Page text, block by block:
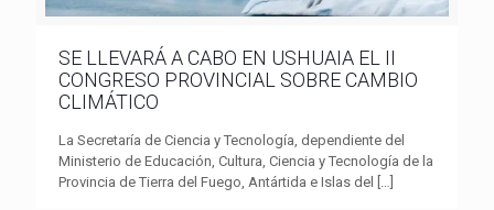
SE LLEVARÁ A CABO EN USHUAIA EL II
CONGRESO PROVINCIAL SOBRE CAMBIO
CLIMÁTICO
La Secretaría de Ciencia y Tecnología, dependiente del
Ministerio de Educación, Cultura, Ciencia y Tecnología de la
Provincia de Tierra del Fuego, Antártida e Islas del
[…]